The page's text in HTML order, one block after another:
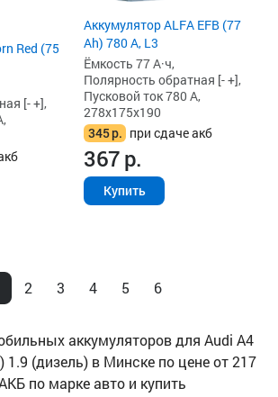
Red (75
[- +],
Аккумулятор ALFA EFB (77
Ah) 780 А, L3
Ёмкость 77 А·ч,
Полярность обратная [- +],
Пусковой ток 780 А,
278x175x190
345р. при сдаче акб
367р.
Купить
2 3 4 5 6
аккумуляторов для Audi A4
1.9 (дизель) в Минске по цене от 217
по марке авто и купить